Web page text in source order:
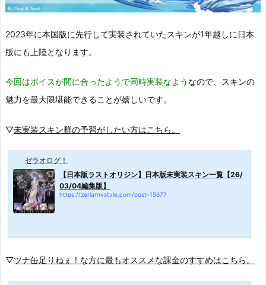
2023年に本国版に先行して実装されていたスキンが1年越しに日本
版にも上陸となります。
今回はボイスが間に合ったようで同時実装なよう なので、スキンの
魅力を最大限堪能できることが嬉しいです。
▽未実装スキン群の予習がしたい方はこちら。
ゼラオログ！
【日本版ラストオリジン】日本版未実装スキン一覧【26/
03/04編集版】
https://zerlarnystyle.com/post-15677
▽ツナ缶足りねぇ！な方に最もオススメな課金のすすめはこちら。